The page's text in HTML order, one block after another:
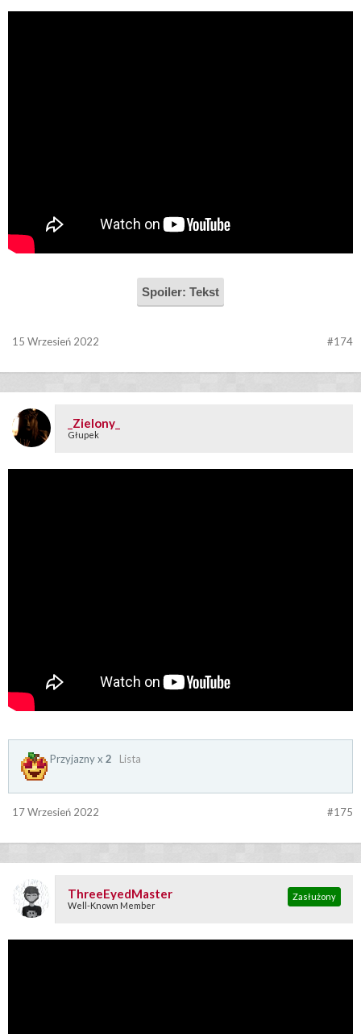
Spoiler: Tekst
#174
15 Wrzesień 2022
_Zielony_
Głupek
Przyjazny x 2 Lista
#175
17 Wrzesień 2022
ThreeEyedMaster
Well-Known Member
Zasłużony